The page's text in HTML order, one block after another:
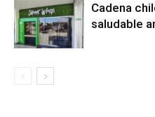
Cadena
saludable